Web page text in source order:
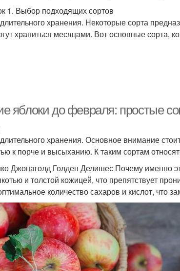
1. Выбор подходящих сортов
хранения. Некоторые сорта
храниться месяцами. Вот основные сорта,
яблоки до февраля: простые
хранения. Основное внимание
к порче и высыханию. К таким сортам
Джонаголд Голден Делишес Почему именно
и толстой кожицей, что препятствует
количество сахаров и кислот, что